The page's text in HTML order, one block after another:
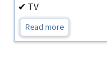
✔ TV
Read more